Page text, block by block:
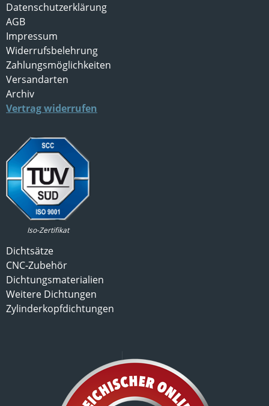
Datenschutzerklärung
AGB
Impressum
Widerrufsbelehrung
Zahlungsmöglichkeiten
Versandarten
Archiv
Vertrag widerrufen
Iso-Zertifikat
Dichtsätze
CNC-Zubehör
Dichtungsmaterialien
Weitere Dichtungen
Zylinderkopfdichtungen